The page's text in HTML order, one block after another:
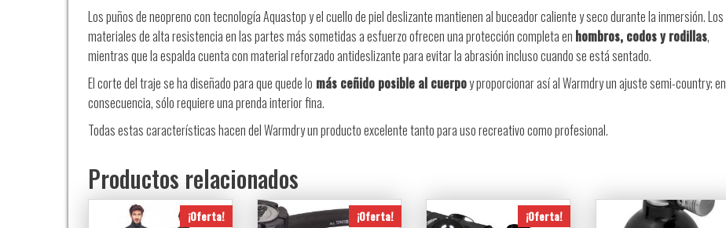
Los puños de neopreno con tecnología Aquastop y el cuello de piel deslizante mantienen al buceador caliente y seco durante la inmersión. Los
materiales de alta resistencia en las partes más sometidas a esfuerzo ofrecen una protección completa en hombros, codos y rodillas,
mientras que la espalda cuenta con material reforzado antideslizante para evitar la abrasión incluso cuando se está sentado.
El corte del traje se ha diseñado para que quede lo más ceñido posible al cuerpoy proporcionar así al Warmdry un ajuste semi-country; en
consecuencia, sólo requiere una prenda interior fina.
Todas estas características hacen del Warmdry un producto excelente tanto para uso recreativo como profesional.
Productos relacionados
¡Oferta! ¡Oferta! ¡Oferta!